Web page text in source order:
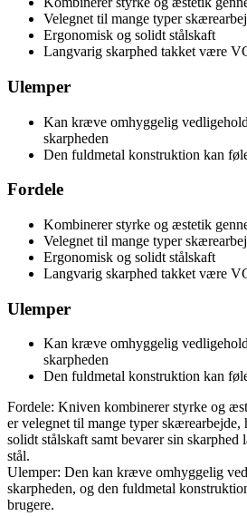
Velegnet til mange typer
Ergonomisk og solidt stålskaft
Langvarig skarphed takket være
Ulemper
Kan kræve omhyggelig
skarpheden
Den fuldmetal konstruktion kan
Fordele
Kombinerer styrke og æstetik
Velegnet til mange typer
Ergonomisk og solidt stålskaft
Langvarig skarphed takket være
Ulemper
Kan kræve omhyggelig
skarpheden
Den fuldmetal konstruktion kan
Fordele: Kniven kombinerer styrke og
er velegnet til mange typer skærearbejde,
solidt stålskaft samt bevarer sin
stål.
Ulemper: Den kan kræve omhyggelig
skarpheden, og den fuldmetal
brugere.